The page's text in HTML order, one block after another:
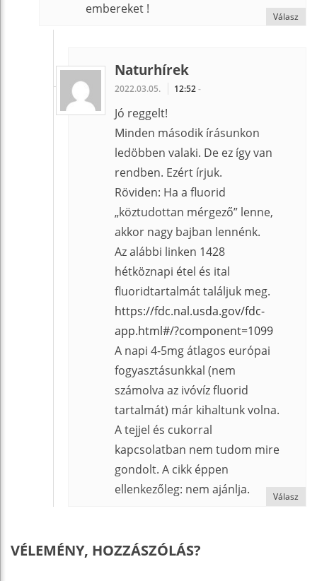
embereket !
Válasz
Naturhírek
2022.03.05. 12:52-
Jó reggelt!
Minden második írásunkon
ledöbben valaki. De ez így van
rendben. Ezért írjuk.
Röviden: Ha a fluorid
„köztudottan mérgező” lenne,
akkor nagy bajban lennénk.
Az alábbi linken 1428
hétköznapi étel és ital
fluoridtartalmát találjuk meg.
https://fdc.nal.usda.gov/fdc-
app.html#/?component=1099
A napi 4-5mg átlagos európai
fogyasztásunkkal (nem
számolva az ivóvíz fluorid
tartalmát) már kihaltunk volna.
A tejjel és cukorral
kapcsolatban nem tudom mire
gondolt. A cikk éppen
ellenkezőleg: nem ajánlja.
Válasz
VÉLEMÉNY, HOZZÁSZÓLÁS?